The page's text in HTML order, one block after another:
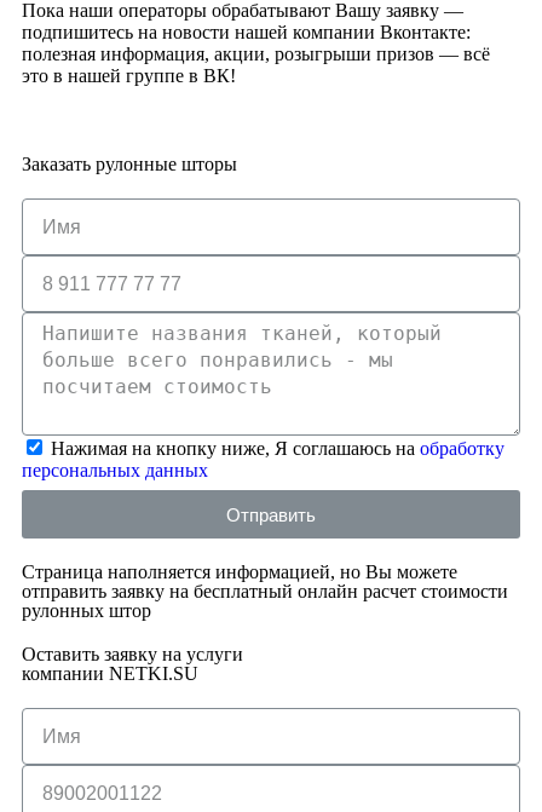
Пока наши операторы обрабатывают Вашу заявку —
подпишитесь на новости нашей компании Вконтакте:
полезная информация, акции, розыгрыши призов — всё
это в нашей группе в ВК!
Заказать рулонные шторы
Нажимая на кнопку ниже, Я соглашаюсь на обработку
персональных данных
Отправить
Страница наполняется информацией, но Вы можете
отправить заявку на бесплатный онлайн расчет стоимости
рулонных штор
Оставить заявку на услуги
компании NETKI.SU